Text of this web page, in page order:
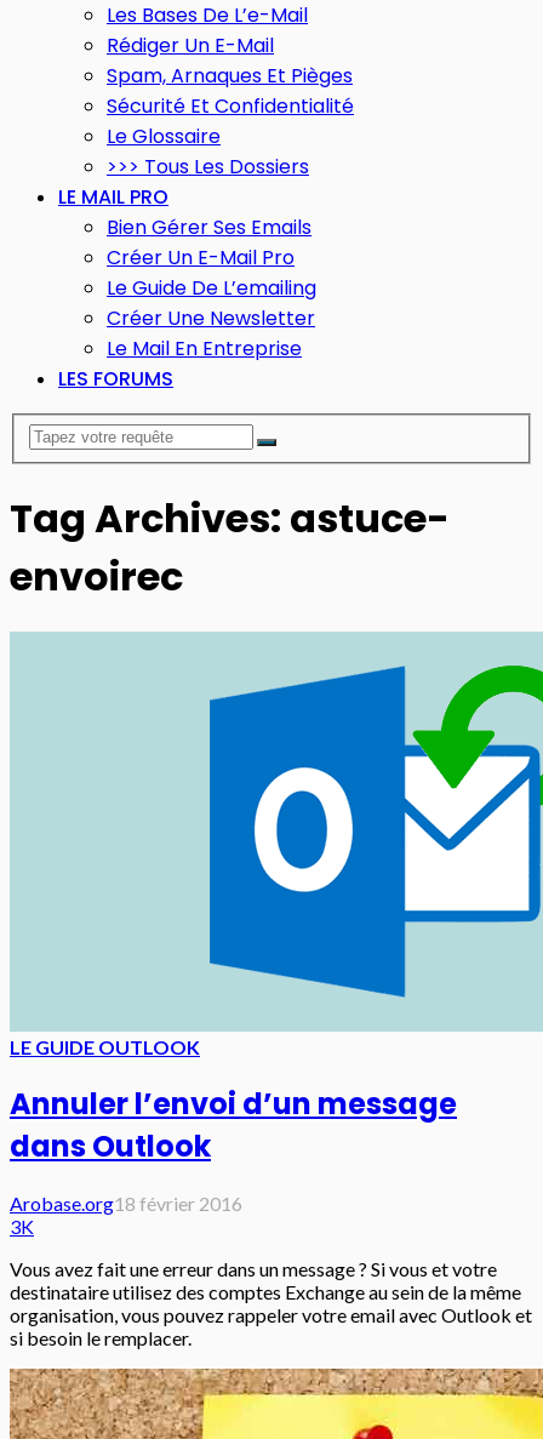
Les Bases De L’e-Mail
Rédiger Un E-Mail
Spam, Arnaques Et Pièges
Sécurité Et Confidentialité
Le Glossaire
>>> Tous Les Dossiers
LE MAIL PRO
Bien Gérer Ses Emails
Créer Un E-Mail Pro
Le Guide De L’emailing
Créer Une Newsletter
Le Mail En Entreprise
LES FORUMS
Tag Archives: astuce-
envoirec
LE GUIDE OUTLOOK
Annuler l’envoi d’un message
dans Outlook
Arobase.org18 février 2016
3K
Vous avez fait une erreur dans un message ? Si vous et votre
destinataire utilisez des comptes Exchange au sein de la même
organisation, vous pouvez rappeler votre email avec Outlook et
si besoin le remplacer.